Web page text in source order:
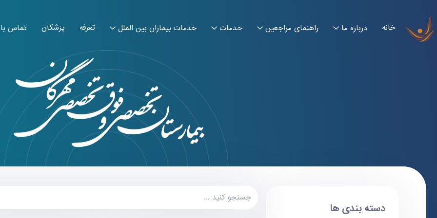
خانه درباره ما راهنمای مراجعین خدمات خدمات بیماران بین الملل تعرفه پزشکان تماس
دسته بندی ها